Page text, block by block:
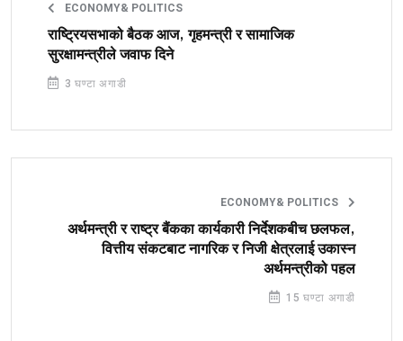
ECONOMY& POLITICS
राष्ट्रियसभाको बैठक आज, गृहमन्त्री र सामाजिक
सुरक्षामन्त्रीले जवाफ दिने
3 घण्टा अगाडी
ECONOMY& POLITICS
अर्थमन्त्री र राष्ट्र बैंकका कार्यकारी निर्देशकबीच छलफल,
वित्तीय संकटबाट नागरिक र निजी क्षेत्रलाई उकास्न
अर्थमन्त्रीको पहल
15 घण्टा अगाडी